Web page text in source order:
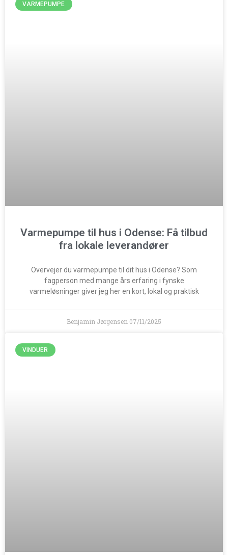
VARMEPUMPE
Varmepumpe til hus i Odense: Få tilbud
fra lokale leverandører
Overvejer du varmepumpe til dit hus i Odense? Som
fagperson med mange års erfaring i fynske
varmeløsninger giver jeg her en kort, lokal og praktisk
Benjamin Jørgensen 07/11/2025
VINDUER